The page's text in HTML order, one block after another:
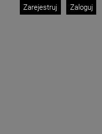
Zarejestruj Zaloguj